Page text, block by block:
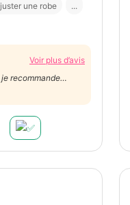
une robe ...
Voir plus d’avis
recommande